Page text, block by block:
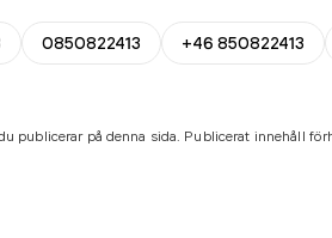
0850822413 +46 850822413
publicerar på denna sida. Publicerat innehåll